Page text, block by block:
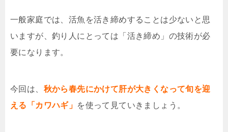
一般家庭では、活魚を活き締めすることは少ないと思
いますが、釣り人にとっては「活き締め」の技術が必
要になります。
今回は、 秋から春先にかけて肝が大きくなって旬を迎
える「カワハギ」 を使って見ていきましょう。